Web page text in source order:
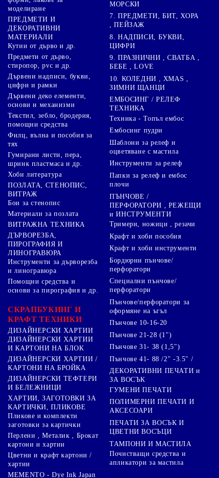
моделиране
ПРЕДМЕТИ И
ДЕКОРАТИВНИ
МАТЕРИАЛИ
Кутии от дърво и др.
Предмети от дърво,
стиропор, pvc и др.
Дървени надписи, букви,
цифри и рамки
Дървени деко елементи,
основи и механизми
Текстил, зебло, бродерия,
помощни средства
Филц, вълна и пособия за
тях
Гумирани листи, пера,
шринк пластмаса и др.
Хоби литература
ПОЗЛАТА, СТЕНОПИС,
ВИТРАЖ
Бои за стенопис
Материали за позлата
ВИТРАЖНА ТЕХНИКА
ДЪРВОРЕЗБА,
ПИРОГРАФИЯ И
ЛИНОГРАВЮРА
Инструменти за дърворезба
и линогравюра
Помощни средства и
основи за пирография и др.
СКРАПБУКИНГ И
КРАФТ ТЕХНИКИ
ДИЗАЙНЕРСКИ ХАРТИИ
ДИЗАЙНЕРСКИ ХАРТИИ
И КАРТОНИ НА БЛОК
ДИЗАЙНЕРСКИ ХАРТИИ /
КАРТОНИ НА БРОЙКА
ДИЗАЙНЕРСКИ ТЕФТЕРИ
И БЕЛЕЖНИЦИ
ХАРТИИ, ЗАГОТОВКИ ЗА
КАРТИЧКИ, ПЛИКОВЕ
Пликове и комплекти
заготовки за картички
Перлени , Металик , Брокат
картони и хартии
Цветни и крафт картони /
хартии
МОРСКИ
7. ПРЕДМЕТИ, БИТ, ХОРА
, ПЕЙЗАЖ
8. НАДПИСИ, БУКВИ,
ЦИФРИ
9. ПРАЗНИЧНИ , СВАТБА ,
БЕБЕ , LOVE
10. КОЛЕДНИ , XMAS ,
ЗИМНИ ЩАНЦИ
ЕМБОСИНГ / РЕЛЕФ
ТЕХНИКА
Техника - Топъл ембос
Ембосинг пудри
Шаблони за релеф и
оцветяване с мастила
Инструменти за релеф
Папки за релеф и ембос
плочи
ПЪНЧОВЕ /
ПЕРФОРАТОРИ , РЕЖЕЩИ
и ИНСТРУМЕНТИ
Тримери, ножици , резачи
Крафт и хоби пособия
Крафт и хоби инструменти
Бордюрни пънчове/
перфоратори
Специални пънчове/
перфоратори
Пънчове/перфоратори за
оформяне на ъгъл
Пънчове 10-16-20
Пънчове 21-28 (1")
Пънчове 31- 38 (1,5")
Пънчове 41- 88 /2" -3.5" /
ДЕКОРАТИВНИ ПЕЧАТИ и
ЗА ВОСЪК
ГУМЕНИ ПЕЧАТИ
ПОЛИМЕРНИ ПЕЧАТИ И
АКСЕСОАРИ
ПЕЧАТИ ЗА ВОСЪК И
ЦВЕТНИ ВОСЪЦИ
ТАМПОНИ И МАСТИЛА
Почистващи средства и
апликатори за мастила
MEMENTO - Dye Ink Japan